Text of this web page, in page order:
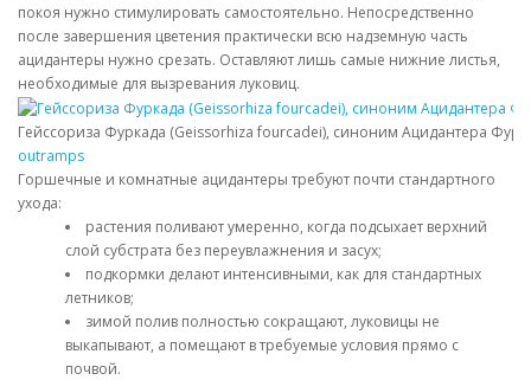
покоя нужно стимулировать самостоятельно. Непосредственно
после завершения цветения практически всю надземную часть
ацидантеры нужно срезать. Оставляют лишь самые нижние листья,
необходимые для вызревания луковиц.
Гейссориза Фуркада (Geissorhiza fourcadei), синоним Ацидантера
outramps
Горшечные и комнатные ацидантеры требуют почти стандартного
ухода:
растения поливают умеренно, когда подсыхает верхний
слой субстрата без переувлажнения и засух;
подкормки делают интенсивными, как для стандартных
летников;
зимой полив полностью сокращают, луковицы не
выкапывают, а помещают в требуемые условия прямо с
почвой.